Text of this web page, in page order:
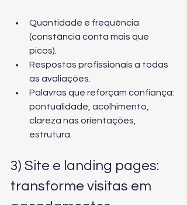
Quantidade e frequência
(constância conta mais que
picos).
Respostas profissionais a todas
as avaliações.
Palavras que reforçam confiança:
pontualidade, acolhimento,
clareza nas orientações,
estrutura.
3) Site e landing pages:
transforme visitas em